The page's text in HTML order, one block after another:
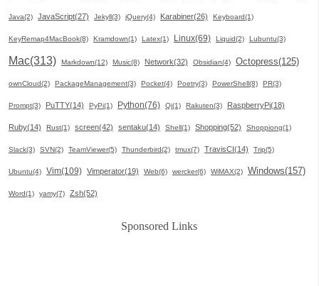
Java(2) JavaScript(27) Jekyll(3) jQuery(4) Karabiner(26) Keyboard(1)
KeyRemap4MacBook(8) Kramdown(1) Latex(1) Linux(69) Liquid(2) Lubuntu(3)
Mac(313) Markdown(12) Music(8) Network(32) Obsidian(4) Octopress(125)
ownCloud(2) PackageManagement(3) Pocket(4) Poetry(3) PowerShell(8) PR(3)
Prompt(3) PuTTY(14) PyPi(1) Python(76) Qi(1) Rakuten(3) RaspberryPi(18)
Ruby(14) Rust(1) screen(42) sentaku(14) Shell(1) Shopping(52) Shoppiong(1)
Slack(3) SVN(2) TeamViewer(5) Thunderbird(2) tmux(7) TravisCI(14) Trip(5)
Ubuntu(4) Vim(109) Vimperator(19) Web(6) wercker(6) WiMAX(2) Windows(157)
Word(1) yamy(7) Zsh(52)
Sponsored Links